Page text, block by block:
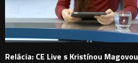
Relácia: CE Live s Kristínou Magovou